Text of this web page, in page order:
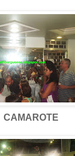
CAMAROTE